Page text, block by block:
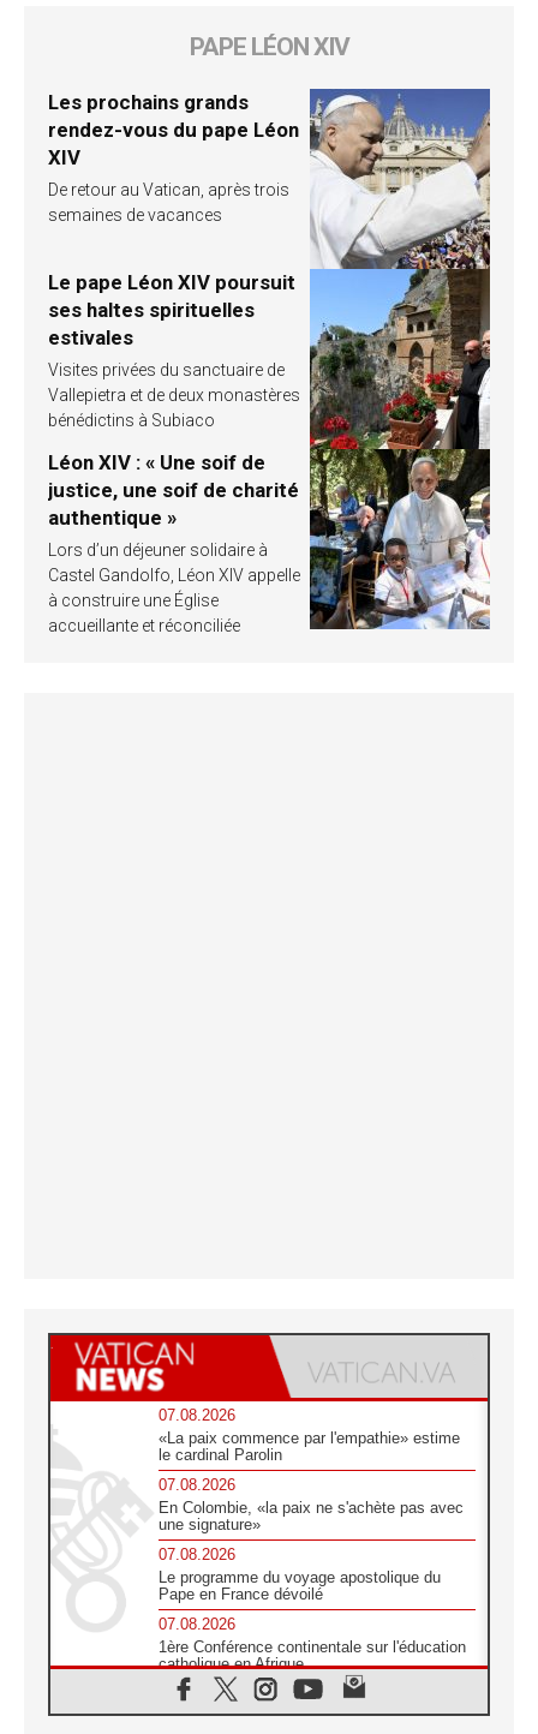
PAPE LÉON XIV
Les prochains grands
rendez-vous du pape Léon
XIV
De retour au Vatican, après trois
semaines de vacances
Le pape Léon XIV poursuit
ses haltes spirituelles
estivales
Visites privées du sanctuaire de
Vallepietra et de deux monastères
bénédictins à Subiaco
Léon XIV : « Une soif de
justice, une soif de charité
authentique »
Lors d’un déjeuner solidaire à
Castel Gandolfo, Léon XIV appelle
à construire une Église
accueillante et réconciliée
07.08.2026
«La paix commence par l'empathie» estime
le cardinal Parolin
07.08.2026
En Colombie, «la paix ne s'achète pas avec
une signature»
07.08.2026
Le programme du voyage apostolique du
Pape en France dévoilé
07.08.2026
1ère Conférence continentale sur l'éducation
catholique en Afrique
07.08.2026
Un logo symbolique pour la venue du Pape